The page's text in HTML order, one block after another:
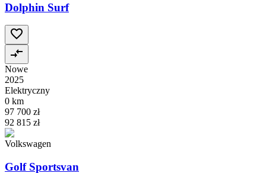
Dolphin Surf
Nowe
2025
Elektryczny
0 km
97 700 zł
92 815 zł
Volkswagen
Golf Sportsvan